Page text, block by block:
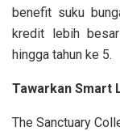
benefit suku
kredit lebih
hingga tahun ke 5.
Tawarkan Smart
The Sanctuary